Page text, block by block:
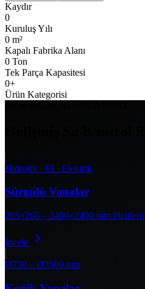
Kaydır
0
Kuruluş Yılı
0 m²
Kapalı Fabrika Alanı
0 Ton
Tek Parça Kapasitesi
0+
Ürün Kategorisi
Hidrolik · El · Elektrik
Sürgülü Vanalar
265×265 – 2400×2400 mm
İncele
Ø750 – Ø3500 mm